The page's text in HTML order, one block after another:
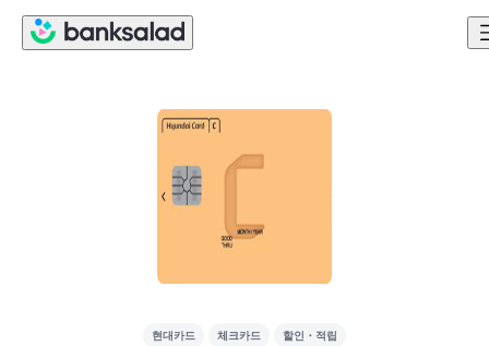
현대카드 체크카드 할인・적립